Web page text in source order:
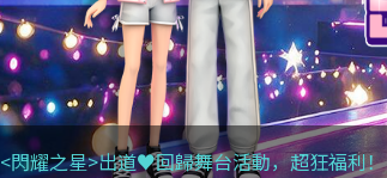
<閃耀之星>出道♥回歸舞台活動，超狂福利！